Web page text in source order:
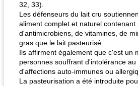
32, 33).
Les défenseurs du lait cru
aliment complet et naturel contenant
d'antimicrobiens, de vitamines, de
gras que le lait pasteurisé.
Ils affirment également que c'est un
personnes souffrant d'intolérance au
d'affections auto-immunes ou
La pasteurisation a été introduite